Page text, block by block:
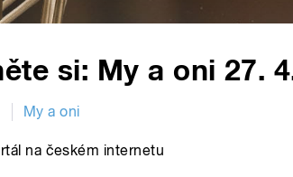
si: My a oni 27.
My a oni
na českém internetu